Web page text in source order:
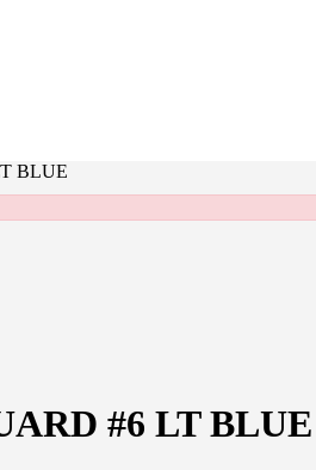
BLUE
#6 LT BLUE